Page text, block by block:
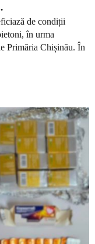
de condiții
în urma
Primăria Chișinău. În